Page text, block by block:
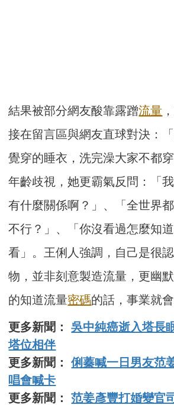
結果被部分網友酸靠露蹭流量
接在留言區與網友直球對決：
覺穿的睡衣，洗完澡大家不都
年齡歧視，她更霸氣反問：「
有什麼關係啊？」、「全世界
不行？」、「你沒看過怎麼知
看」。王俐人強調，自己是很
物，並非刻意製造流量，更幽
的知道流量密碼的話，事業就會
更多新聞：吳中純癌逝入塔
塔位相伴
更多新聞：俐蓁喊一日男友
唱會喊卡
更多新聞：范姜彥豐打婚變官